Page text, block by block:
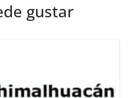
gustar